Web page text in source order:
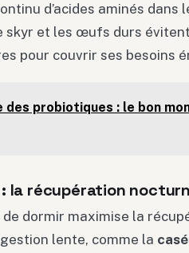
d’acides aminés dans
skyr et les œufs durs
pour couvrir ses besoins
des probiotiques : le bon
la récupération
dormir maximise la
lente, comme la